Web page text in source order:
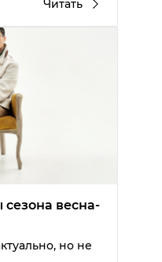
Читать
весна-
но не